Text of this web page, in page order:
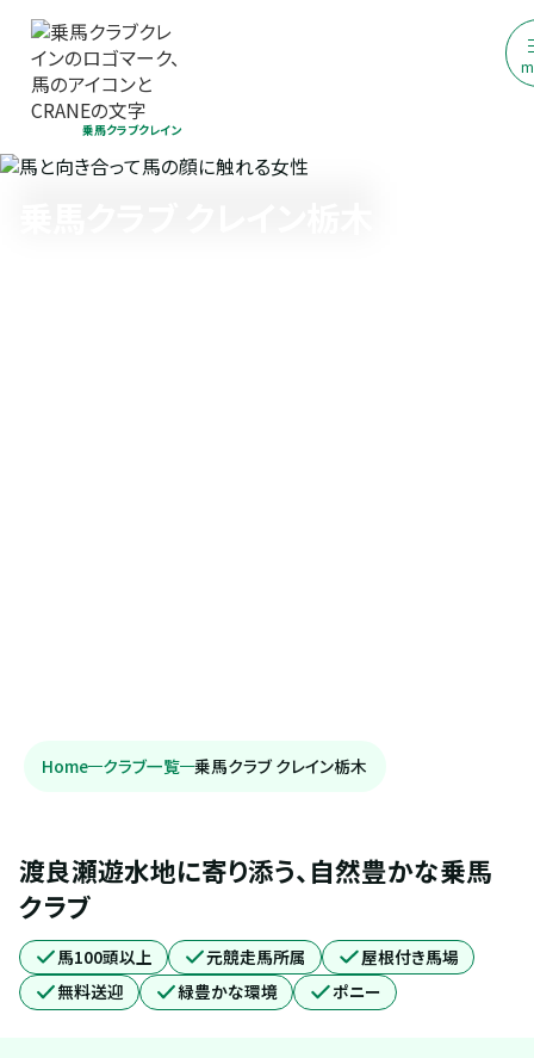
乗馬クラブクレイン
Home クラブ一覧 乗馬クラブ クレイン栃木
渡良瀬遊水地に寄り添う、自然豊かな乗馬
クラブ
馬100頭以上 元競走馬所属
屋根付き馬場
無料送迎
緑豊かな環境 ポニー